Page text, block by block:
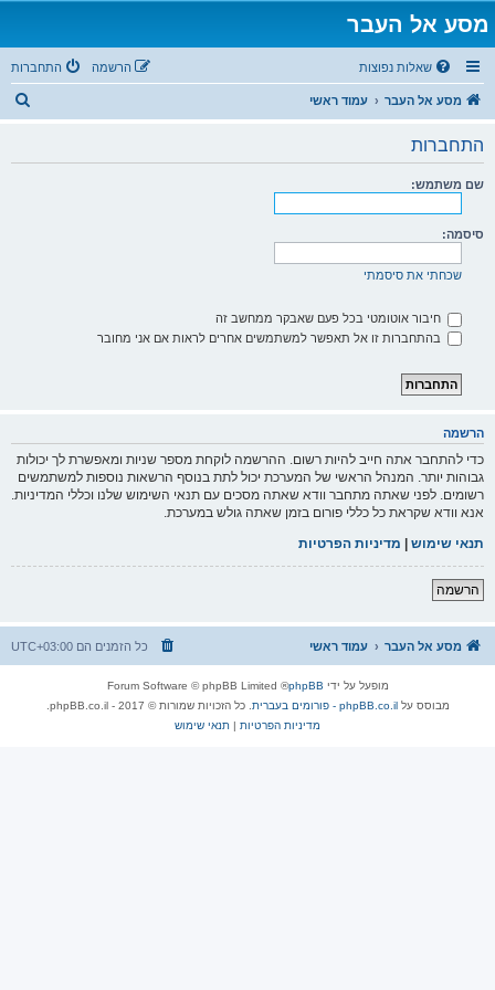
מסע אל העבר
שאלות נפוצות התחברות הרשמה
מסע אל העבר עמוד ראשי
התחברות
שם משתמש:
סיסמה:
שכחתי את סיסמתי
חיבור אוטומטי בכל פעם שאבקר ממחשב זה
בהתחברות זו אל תאפשר למשתמשים אחרים לראות אם אני מחובר
הרשמה
כדי להתחבר אתה חייב להיות רשום. ההרשמה לוקחת מספר שניות ומאפשרת לך יכולות
גבוהות יותר. המנהל הראשי של המערכת יכול לתת בנוסף הרשאות נוספות למשתמשים
רשומים. לפני שאתה מתחבר וודא שאתה מסכים עם תנאי השימוש שלנו וכללי המדיניות.
אנא וודא שקראת כל כללי פורום בזמן שאתה גולש במערכת.
תנאי שימוש | מדיניות הפרטיות
הרשמה
מסע אל העבר עמוד ראשי כל הזמנים הם UTC+03:00
מופעל על ידי phpBB
® Forum Software © phpBB Limited
מבוסס עלphpBB.co.il - פורומים בעברית
. כל הזכויות שמורות © 2017 - phpBB.co.il.
מדיניות הפרטיות | תנאי שימוש